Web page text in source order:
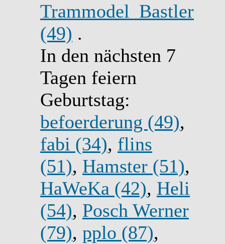
Trammodel_Bastler
(49) .
In den nächsten 7
Tagen feiern
Geburtstag:
befoerderung (49),
fabi (34), flins
(51), Hamster (51),
HaWeKa (42), Heli
(54), Posch Werner
(79), pplo (87),